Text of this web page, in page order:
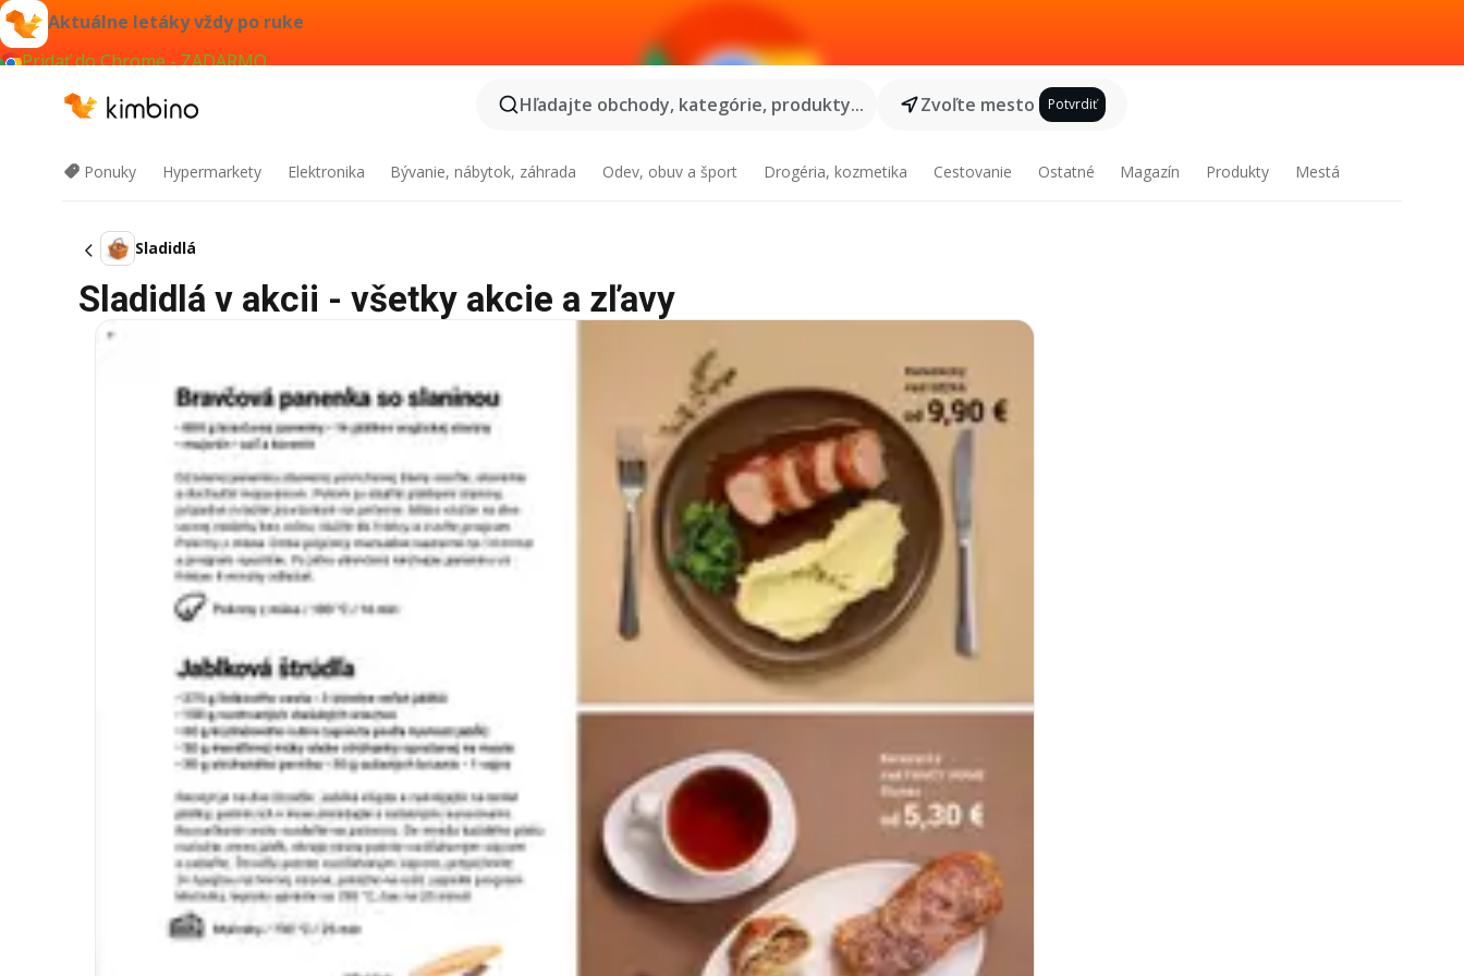
Aktuálne letáky vždy po ruke
Pridať do Chrome - ZADARMO
Hľadajte obchody, kategórie, produkty...
Zvoľte mesto Potvrdiť
Ponuky Hypermarkety Elektronika Bývanie, nábytok, záhrada Odev, obuv a šport Drogéria, kozmetika Cestovanie Ostatné Magazín Produkty Mestá
Sladidlá
Sladidlá v akcii - všetky akcie a zľavy